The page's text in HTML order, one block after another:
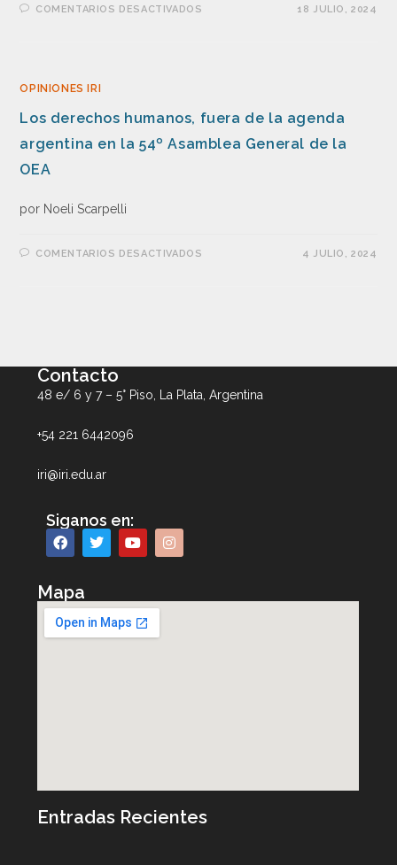
COMENTARIOS DESACTIVADOS 18 JULIO, 2024
OPINIONES IRI
Los derechos humanos, fuera de la agenda
argentina en la 54º Asamblea General de la
OEA
por Noeli Scarpelli
COMENTARIOS DESACTIVADOS 4 JULIO, 2024
Contacto
48 e/ 6 y 7 – 5° Piso, La Plata, Argentina
+54 221 6442096
iri@iri.edu.ar
Siganos en:
Mapa
Entradas Recientes